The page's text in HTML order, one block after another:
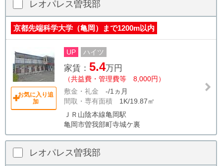
レオパレス曽我部
京都先端科学大学（亀岡）まで1200m以内
お気に入り追
加
UP ハイツ
家賃： 5.4万円
（共益費・管理費等 8,000円）
敷金・礼金 -/1ヵ月
間取・専有面積 1K/19.87㎡
ＪＲ山陰本線亀岡駅
亀岡市曽我部町寺城ケ裏
レオパレス曽我部